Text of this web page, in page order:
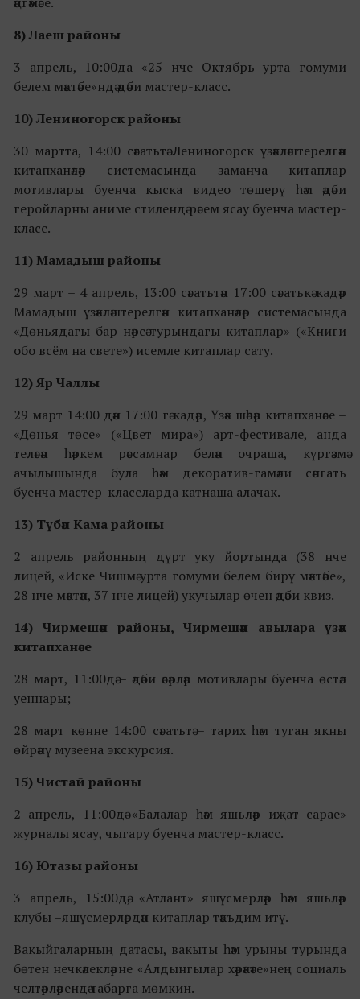
8) Лаеш районы
3 апрель, 10:00да «25 нче Октябрь урта гомуми
белем мәктәбе»ндә әдәби мастер-класс.
10) Лениногорск районы
30 мартта, 14:00 сәгатьтә Лениногорск үзәкләштерелгән
китапханәләр системасында заманча китаплар
мотивлары буенча кыска видео төшерү һәм әдәби
геройларны аниме стилендә рәсем ясау буенча мастер-
класс.
11) Мамадыш районы
29 март – 4 апрель, 13:00 сәгатьтән 17:00 сәгатькә кадәр
Мамадыш үзәкләштерелгән китапханәләр системасында
«Дөньядагы бар нәрсә турындагы китаплар» («Книги
обо всём на свете») исемле китаплар сату.
12) Яр Чаллы
29 март 14:00 дән 17:00 гә кадәр, Үзәк шәһәр китапханәсе –
«Дөнья төсе» («Цвет мира») арт-фестивале, анда
теләгән һәркем рәссамнар белән очраша, күргәзмә
ачылышында була һәм декоратив-гамәли сәнгать
буенча мастер-классларда катнаша алачак.
13) Түбән Кама районы
2 апрель районның дүрт уку йортында (38 нче
лицей, «Иске Чишмә урта гомуми белем бирү мәктәбе»,
28 нче мәктәп, 37 нче лицей) укучылар өчен әдәби квиз.
14) Чирмешән районы, Чирмешән авылара үзәк
китапханәсе
28 март, 11:00дә – әдәби әсәрләр мотивлары буенча өстәл
уеннары;
28 март көнне 14:00 сәгатьтә – тарих һәм туган якны
өйрәнү музеена экскурсия.
15) Чистай районы
2 апрель, 11:00дә «Балалар һәм яшьләр иҗат сарае»
журналы ясау, чыгару буенча мастер-класс.
16) Ютазы районы
3 апрель, 15:00дә, «Атлант» яшүсмерләр һәм яшьләр
клубы –яшүсмерләрдән китаплар тәкъдим итү.
Вакыйгаларның датасы, вакыты һәм урыны турында
бөтен нечкәлекләрне «Алдынгылар хәрәкәте»нең социаль
челтәрләрендә табарга мөмкин.